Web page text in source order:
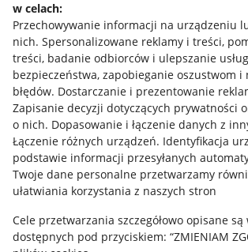
w celach:
Przechowywanie informacji na urządzeniu
nich. Spersonalizowane reklamy i treści,
treści, badanie odbiorców i ulepszanie usług
bezpieczeństwa, zapobieganie oszustwom
błędów. Dostarczanie i prezentowanie
Zapisanie decyzji dotyczących prywatności
o nich. Dopasowanie i łączenie danych z
Łączenie różnych urządzeń. Identyfikacja
podstawie informacji przesyłanych
Twoje dane personalne przetwarzamy
ułatwiania korzystania z naszych stron
Cele przetwarzania szczegółowo opisane
dostępnych pod przyciskiem: “ZMIENIAM
Allegro Gadane dla sprzedających
Allegro Gadane dla kupujących
Mapa miejscowości
Informacje prawne
Regulamin
Polityka plików "cookies"
Ustawienia plików "cookies"
Udostępnianie lokalizacji